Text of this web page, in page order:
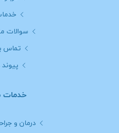
سوالات
تماس
خدمات
درمان و